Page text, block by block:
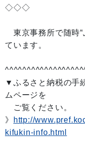
◇◇◇
東京事務所で随時“
ています。
▼ふるさと納税の手
ムページを
ご覧ください。
》
http://
kifukin-info.html